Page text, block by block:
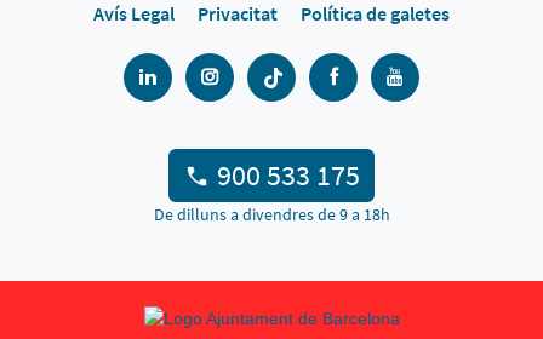
Avís Legal
Privacitat Política de galetes
900 533 175
De dilluns a divendres de 9 a 18h